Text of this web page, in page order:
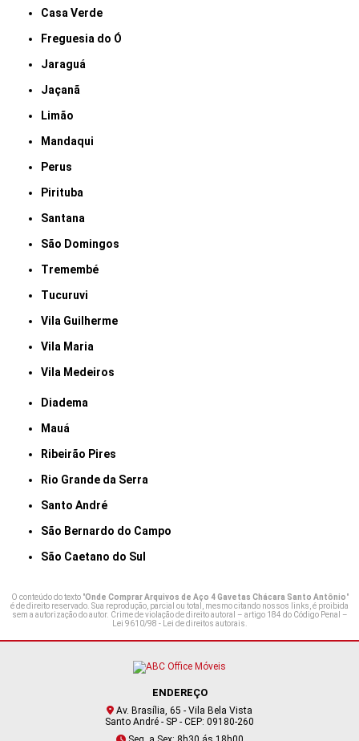
Casa Verde
Freguesia do Ó
Jaraguá
Jaçanã
Limão
Mandaqui
Perus
Pirituba
Santana
São Domingos
Tremembé
Tucuruvi
Vila Guilherme
Vila Maria
Vila Medeiros
Diadema
Mauá
Ribeirão Pires
Rio Grande da Serra
Santo André
São Bernardo do Campo
São Caetano do Sul
O conteúdo do texto "Onde Comprar Arquivos de Aço 4 Gavetas Chácara Santo Antônio"
é de direito reservado. Sua reprodução, parcial ou total, mesmo citando nossos links, é proibida
sem a autorização do autor. Crime de violação de direito autoral – artigo 184 do Código Penal –
Lei 9610/98 - Lei de direitos autorais.
ENDEREÇO
Av. Brasília, 65 - Vila Bela Vista
Santo André - SP - CEP: 09180-260